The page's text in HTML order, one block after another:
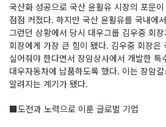
국산화 성공으로 국산 윤활유 시장의 포문
점점 커졌다. 하지만 국산 윤활유를 국내에
그런던 상황에서 당시 대우그룹 김우중 회
회장에게 가장 큰 힘이 됐다. 김우중 회장은
실어줘야 한다면서 장암상사에서 개발한 특
대우자동차에 납품하도록 했다. 이는 장암
알려지는 계기가 됐다.
■도전과 노력으로 이룬 글로벌 기업